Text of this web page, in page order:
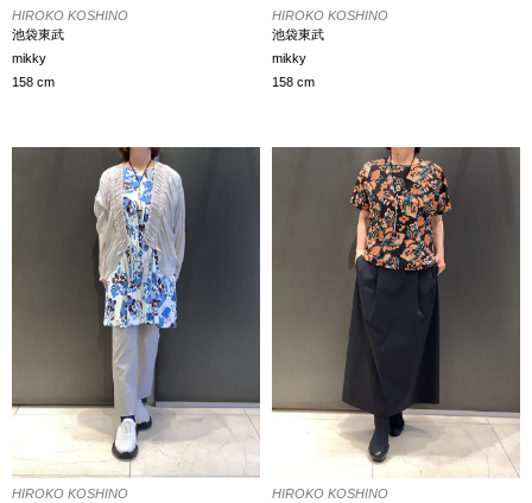
HIROKO KOSHINO
池袋東武
mikky
158 cm
HIROKO KOSHINO
池袋東武
mikky
158 cm
HIROKO KOSHINO
HIROKO KOSHINO